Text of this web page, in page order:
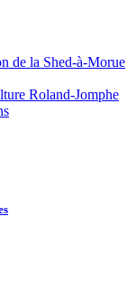
de la Shed-à-Morue
Roland-Jomphe